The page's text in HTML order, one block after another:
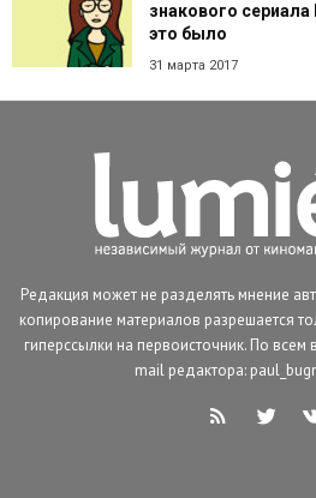
знакового
это было
31 марта 2017
Редакция может не разделять мнение
копирование материалов разрешается
гиперссылки на первоисточник. По
mail редактора: